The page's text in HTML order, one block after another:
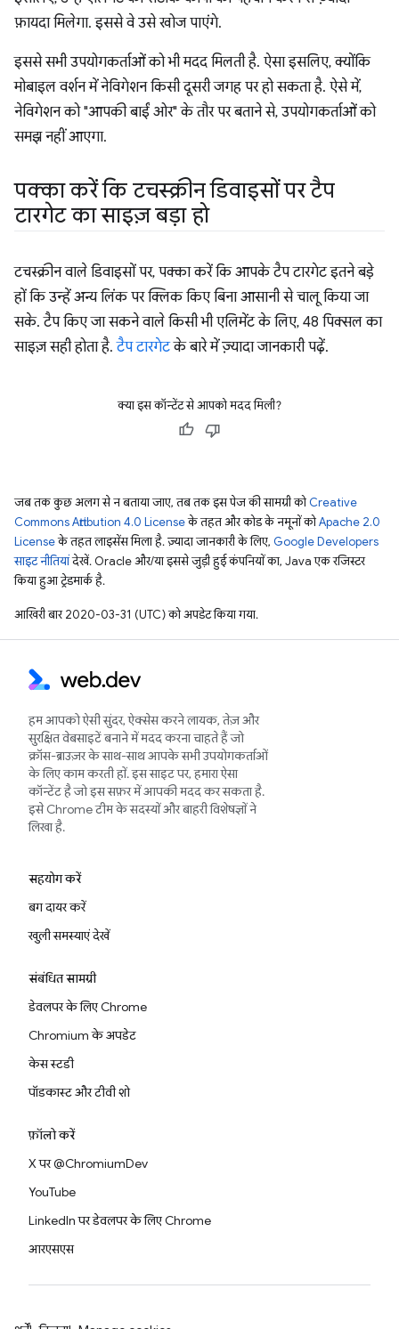
फ़ायदा मिलेगा. इससे वे उसे खोज पाएंगे.
इससे सभी उपयोगकर्ताओं को भी मदद मिलती है. ऐसा इसलिए, क्योंकि
मोबाइल वर्शन में नेविगेशन किसी दूसरी जगह पर हो सकता है. ऐसे में,
नेविगेशन को "आपकी बाईं ओर" के तौर पर बताने से, उपयोगकर्ताओं को
समझ नहीं आएगा.
पक्का करें कि टचस्क्रीन डिवाइसों पर टैप
टारगेट का साइज़ बड़ा हो
टचस्क्रीन वाले डिवाइसों पर, पक्का करें कि आपके टैप टारगेट इतने बड़े
हों कि उन्हें अन्य लिंक पर क्लिक किए बिना आसानी से चालू किया जा
सके. टैप किए जा सकने वाले किसी भी एलिमेंट के लिए, 48 पिक्सल का
साइज़ सही होता है.टैप टारगेटके बारे में ज़्यादा जानकारी पढ़ें.
क्या इस कॉन्टेंट से आपको मदद मिली?
जब तक कुछ अलग से न बताया जाए, तब तक इस पेज की सामग्री कोCreative
Commons Attribution 4.0 Licenseके तहत और कोड के नमूनों कोApache 2.0
Licenseके तहत लाइसेंस मिला है. ज़्यादा जानकारी के लिए, Google Developers
साइट नीतियांदेखें. Oracle और/या इससे जुड़ी हुई कंपनियों का, Java एक रजिस्टर
किया हुआ ट्रेडमार्क है.
आखिरी बार 2020-03-31 (UTC) को अपडेट किया गया.
हम आपको ऐसी सुंदर, ऐक्सेस करने लायक, तेज़ और
सुरक्षित वेबसाइटें बनाने में मदद करना चाहते हैं जो
क्रॉस-ब्राउज़र के साथ-साथ आपके सभी उपयोगकर्ताओं
के लिए काम करती हों. इस साइट पर, हमारा ऐसा
कॉन्टेंट है जो इस सफ़र में आपकी मदद कर सकता है.
इसे Chrome टीम के सदस्यों और बाहरी विशेषज्ञों ने
लिखा है.
सहयोग करें
बग दायर करें
खुली समस्याएं देखें
संबंधित सामग्री
डेवलपर के लिए Chrome
Chromium के अपडेट
केस स्टडी
पॉडकास्ट और टीवी शो
फ़ॉलो करें
X पर @ChromiumDev
YouTube
LinkedIn पर डेवलपर के लिए Chrome
आरएसएस